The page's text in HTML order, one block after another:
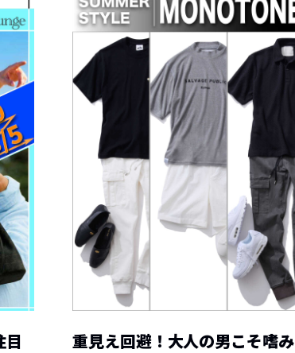
重見え回避！大人の男こそ嗜み